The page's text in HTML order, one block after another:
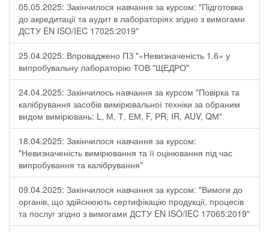
05.05.2025: Закінчилося навчання за курсом: "Підготовка
до акредитації та аудит в лабораторіях згідно з вимогами
ДСТУ EN ISO/IEC 17025:2019"
25.04.2025: Впроваджено ПЗ "«Невизначеність 1.6» у
випробувальну лабораторію ТОВ "ЩЕДРО"
24.04.2025: Закінчилось навчання за курсом "Повірка та
калібрування засобів вимірювальної техніки за обраним
видом вимірювань: L, М, Т, ЕМ, F, РR, ІR, АUV, QМ"
18.04.2025: Закінчилося навчання за курсом:
"Невизначеність вимірювання та її оцінювання під час
випробування та калібрування"
09.04.2025: Закінчилося навчання за курсом: "Вимоги до
органів, що здійснюють сертифікацію продукції, процесів
та послуг згідно з вимогами ДСТУ EN ISO/IEC 17065:2019"